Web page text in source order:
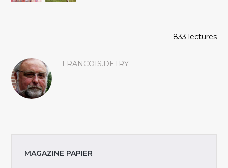
833 lectures
FRANCOIS.DETRY
MAGAZINE PAPIER